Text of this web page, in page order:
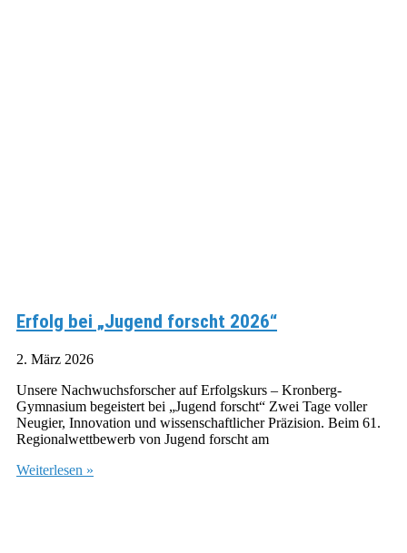
Erfolg bei „Jugend forscht 2026“
2. März 2026
Unsere Nachwuchsforscher auf Erfolgskurs – Kronberg-
Gymnasium begeistert bei „Jugend forscht“ Zwei Tage voller
Neugier, Innovation und wissenschaftlicher Präzision. Beim 61.
Regionalwettbewerb von Jugend forscht am
Weiterlesen »